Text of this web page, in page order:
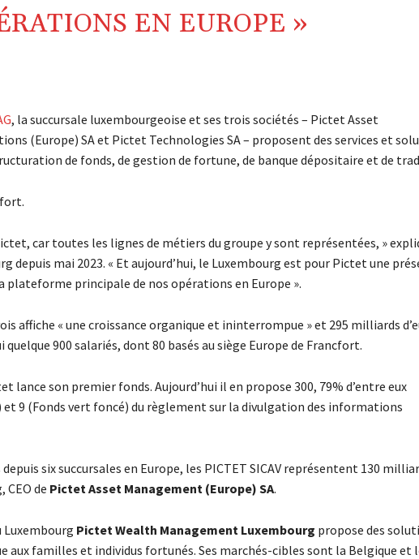
EN EUROPE »
, la succursale luxembourgeoise et ses trois sociétés – Pictet Asset
(Europe) SA et Pictet Technologies SA – proposent des services et
de fonds, de gestion de fortune, de banque dépositaire et de
car toutes les lignes de métiers du groupe y sont représentées, »
depuis mai 2023. « Et aujourd’hui, le Luxembourg est pour Pictet une
principale de nos opérations en Europe ».
affiche « une croissance organique et ininterrompue » et 295 milliards
900 salariés, dont 80 basés au siège Europe de Francfort.
lance son premier fonds. Aujourd’hui il en propose 300, 79% d’entre eux
9 (Fonds vert foncé) du règlement sur la divulgation des informations
six succursales en Europe, les PICTET SICAV représentent 130
CEO de Pictet Asset Management (Europe) SA.
Luxembourg Pictet Wealth Management Luxembourg propose des
aux familles et individus fortunés. Ses marchés-cibles sont la Belgique et